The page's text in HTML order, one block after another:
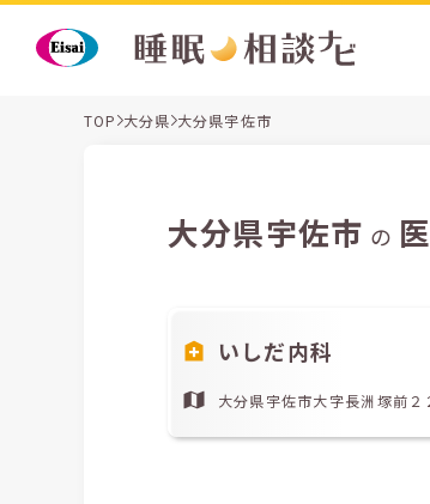
TOP 大分県 大分県宇佐市
大分県宇佐市 の
いしだ内科
大分県宇佐市大字長洲塚前２